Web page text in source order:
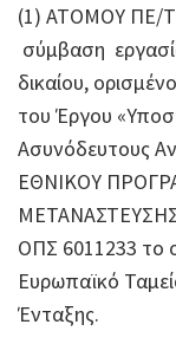
(1) ΑΤΟΜΟΥ ΠΕ/
σύμβαση
δικαίου,
του Έργου
Ασυνόδευτους
ΕΘΝΙΚΟΥ
ΜΕΤΑΝΑΣΤΕΥΣΗΣ
ΟΠΣ 6011233 το
Ευρωπαϊκό
Ένταξης.